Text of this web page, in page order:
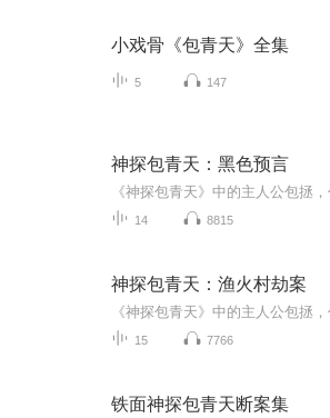
小戏骨《包青天》全集
5 147
神探包青天：黑色预言
14 8815
神探包青天：渔火村劫案
15 7766
铁面神探包青天断案集